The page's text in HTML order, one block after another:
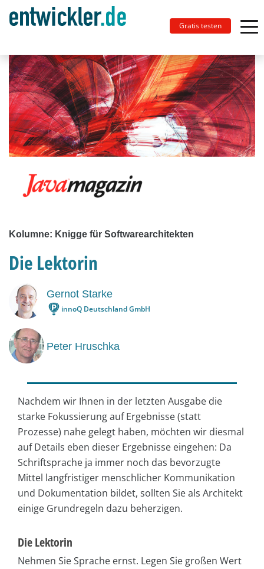
Gratis testen
Kolumne: Knigge für Softwarearchitekten
Die Lektorin
Gernot Starke
innoQ Deutschland GmbH
Peter Hruschka
Nachdem wir Ihnen in der letzten Ausgabe die
starke Fokussierung auf Ergebnisse (statt
Prozesse) nahe gelegt haben, möchten wir diesmal
auf Details eben dieser Ergebnisse eingehen: Da
Schriftsprache ja immer noch das bevorzugte
Mittel langfristiger menschlicher Kommunikation
und Dokumentation bildet, sollten Sie als Architekt
einige Grundregeln dazu beherzigen.
Die Lektorin
Nehmen Sie Sprache ernst. Legen Sie großen Wert